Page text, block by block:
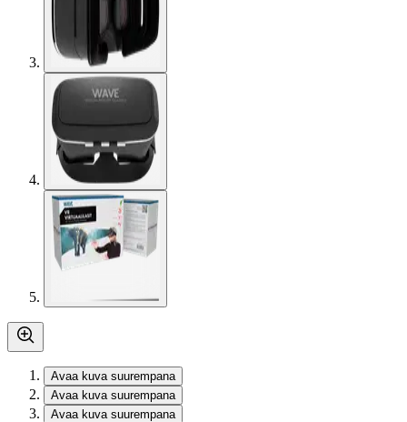
Avaa kuva suurempana
Avaa kuva suurempana
Avaa kuva suurempana